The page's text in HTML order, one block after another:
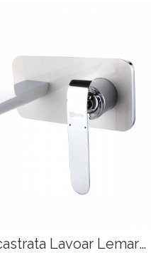
Lavoar Lemark